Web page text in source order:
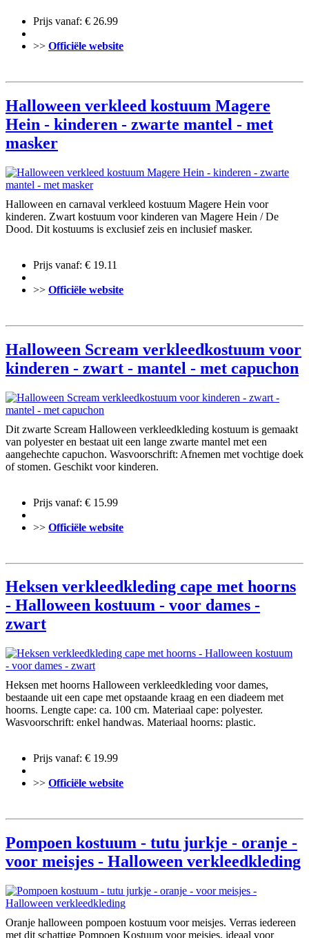
Prijs vanaf: € 26.99
>> Officiële website
Halloween verkleed kostuum Magere
Hein - kinderen - zwarte mantel - met
masker
Halloween en carnaval verkleed kostuum Magere Hein voor
kinderen. Zwart kostuum voor kinderen van Magere Hein / De
Dood. Dit kostuums is exclusief zeis en inclusief masker.
Prijs vanaf: € 19.11
>> Officiële website
Halloween Scream verkleedkostuum voor
kinderen - zwart - mantel - met capuchon
Dit zwarte Scream Halloween verkleedkleding kostuum is gemaakt
van polyester en bestaat uit een lange zwarte mantel met een
aangehechte capuchon. Wasvoorschrift: Afnemen met vochtige doek
of stomen. Geschikt voor kinderen.
Prijs vanaf: € 15.99
>> Officiële website
Heksen verkleedkleding cape met hoorns
- Halloween kostuum - voor dames -
zwart
Heksen met hoorns Halloween verkleedkleding voor dames,
bestaande uit een cape met opstaande kraag en een diadeem met
hoorns. Lengte cape: ca. 100 cm. Materiaal cape: polyester.
Wasvoorschrift: enkel handwas. Materiaal hoorns: plastic.
Prijs vanaf: € 19.99
>> Officiële website
Pompoen kostuum - tutu jurkje - oranje -
voor meisjes - Halloween verkleedkleding
Oranje halloween pompoen kostuum voor meisjes. Verras iedereen
met dit schattige Pompoen Kostuum voor meisjes, ideaal voor